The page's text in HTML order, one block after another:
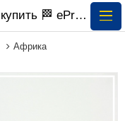
Флажок Эритреи заказать и купить 🏁 ePrapor.com.ua
Африка